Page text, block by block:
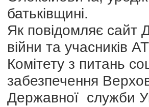
батьківщині.
Як повідомляє сайт
війни та учасників
Комітету з питань
забезпечення
Державної служби